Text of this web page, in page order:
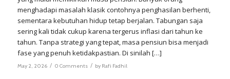
menghadapi masalah klasik contohnya penghasilan berhenti,
sementara kebutuhan hidup tetap berjalan. Tabungan saja
sering kali tidak cukup karena tergerus inflasi dari tahun ke
tahun. Tanpa strategi yang tepat, masa pensiun bisa menjadi
fase yang penuh ketidakpastian. Di sinilah […]
May 2, 2026 / 0 Comments / by Rafi Fadhil